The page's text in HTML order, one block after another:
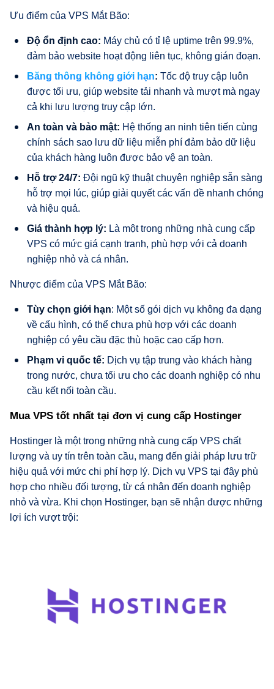
Ưu điểm của VPS Mắt Bão:
Độ ổn định cao: Máy chủ có tỉ lệ uptime trên 99.9%,
đảm bảo website hoạt động liên tục, không gián đoạn.
Băng thông không giới hạn: Tốc độ truy cập luôn
được tối ưu, giúp website tải nhanh và mượt mà ngay
cả khi lưu lượng truy cập lớn.
An toàn và bảo mật: Hệ thống an ninh tiên tiến cùng
chính sách sao lưu dữ liệu miễn phí đảm bảo dữ liệu
của khách hàng luôn được bảo vệ an toàn.
Hỗ trợ 24/7: Đội ngũ kỹ thuật chuyên nghiệp sẵn sàng
hỗ trợ mọi lúc, giúp giải quyết các vấn đề nhanh chóng
và hiệu quả.
Giá thành hợp lý: Là một trong những nhà cung cấp
VPS có mức giá cạnh tranh, phù hợp với cả doanh
nghiệp nhỏ và cá nhân.
Nhược điểm của VPS Mắt Bão:
Tùy chọn giới hạn: Một số gói dịch vụ không đa dạng
về cấu hình, có thể chưa phù hợp với các doanh
nghiệp có yêu cầu đặc thù hoặc cao cấp hơn.
Phạm vi quốc tế: Dịch vụ tập trung vào khách hàng
trong nước, chưa tối ưu cho các doanh nghiệp có nhu
cầu kết nối toàn cầu.
Mua VPS tốt nhất tại đơn vị cung cấp Hostinger
Hostinger là một trong những nhà cung cấp VPS chất
lượng và uy tín trên toàn cầu, mang đến giải pháp lưu trữ
hiệu quả với mức chi phí hợp lý. Dịch vụ VPS tại đây phù
hợp cho nhiều đối tượng, từ cá nhân đến doanh nghiệp
nhỏ và vừa. Khi chọn Hostinger, bạn sẽ nhận được những
lợi ích vượt trội: